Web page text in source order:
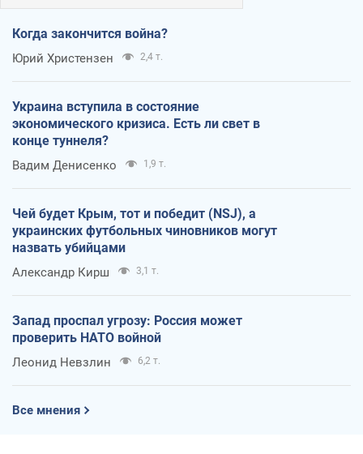
Когда закончится война?
Юрий Христензен 2,4 т.
Украина вступила в состояние
экономического кризиса. Есть ли свет в
конце туннеля?
Вадим Денисенко 1,9 т.
Чей будет Крым, тот и победит (NSJ), а
украинских футбольных чиновников могут
назвать убийцами
Александр Кирш 3,1 т.
Запад проспал угрозу: Россия может
проверить НАТО войной
Леонид Невзлин 6,2 т.
Все мнения